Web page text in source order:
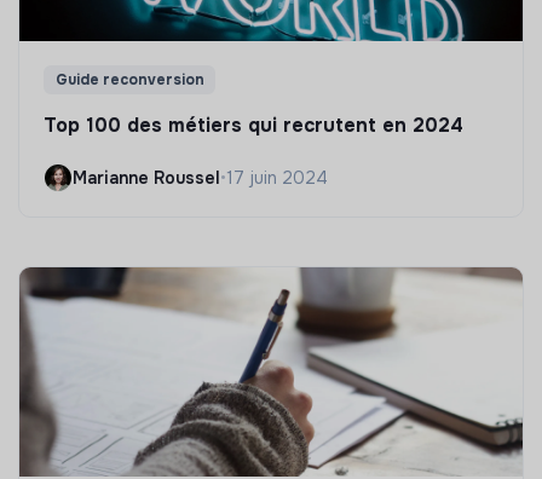
Guide reconversion
Top 100 des métiers qui recrutent en 2024
Marianne Roussel•17 juin 2024